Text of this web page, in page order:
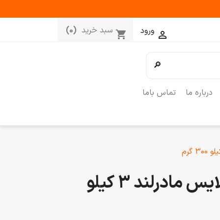
 ورود shopping_cart سبد خرید (0)
🔎
درباره ما تماس باما
زیتون سیاه اسلایس مادرلند 3 کیلو